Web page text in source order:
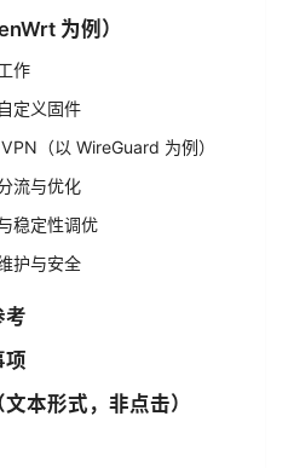
为例）
作
定义固件
（以 WireGuard 为例）
流与优化
稳定性调优
护与安全
考
项
本形式，非点击）